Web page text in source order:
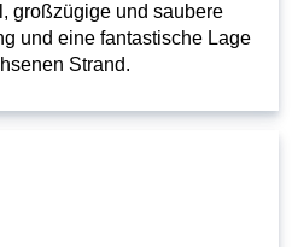
großzügige und saubere
und eine fantastische Lage
Strand.